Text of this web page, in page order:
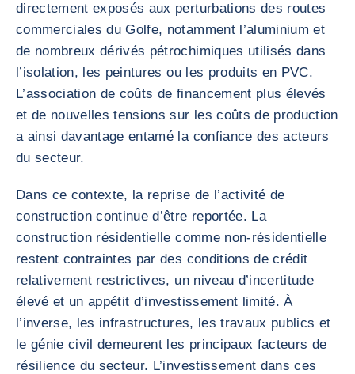
directement exposés aux perturbations des routes
commerciales du Golfe, notamment l’aluminium et
de nombreux dérivés pétrochimiques utilisés dans
l’isolation, les peintures ou les produits en PVC.
L’association de coûts de financement plus élevés
et de nouvelles tensions sur les coûts de production
a ainsi davantage entamé la confiance des acteurs
du secteur.
Dans ce contexte, la reprise de l’activité de
construction continue d’être reportée. La
construction résidentielle comme non-résidentielle
restent contraintes par des conditions de crédit
relativement restrictives, un niveau d’incertitude
élevé et un appétit d’investissement limité. À
l’inverse, les infrastructures, les travaux publics et
le génie civil demeurent les principaux facteurs de
résilience du secteur. L’investissement dans ces